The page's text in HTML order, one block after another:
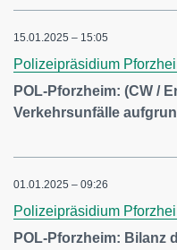
15.01.2025 – 15:05
Polizeipräsidium
POL-Pforzheim: (CW /
Verkehrsunfälle
01.01.2025 – 09:26
Polizeipräsidium
POL-Pforzheim: Bilanz